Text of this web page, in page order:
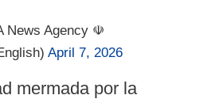
News Agency ☫
April 7, 2026
mermada por la